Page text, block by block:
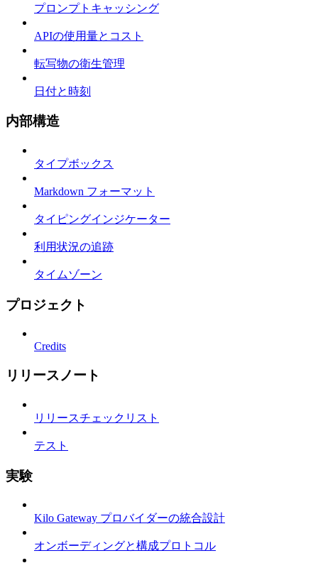
プロンプトキャッシング
APIの使用量とコスト
転写物の衛生管理
日付と時刻
内部構造
タイプボックス
Markdown フォーマット
タイピングインジケーター
利用状況の追跡
タイムゾーン
プロジェクト
Credits
リリースノート
リリースチェックリスト
テスト
実験
Kilo Gateway プロバイダーの統合設計
オンボーディングと構成プロトコル